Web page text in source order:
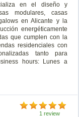
en el diseño y
modulares, casas
en Alicante y la
energéticamente
que cumplen con la
residenciales con
tanto para
hours: Lunes a
1 review